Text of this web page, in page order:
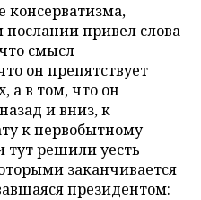
консерватизма,
привел слова
смысл
он препятствует
а в том, что он
и вниз, к
к первобытному
тут решили уесть
заканчивается
президентом: